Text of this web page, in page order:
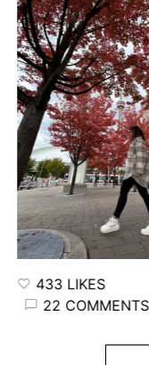
433 LIKES
22 COMMENTS